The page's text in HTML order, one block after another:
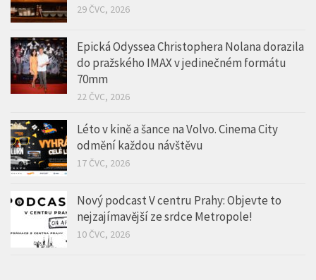
29 ČVC, 2026
Epická Odyssea Christophera Nolana dorazila
do pražského IMAX v jedinečném formátu
70mm
22 ČVC, 2026
Léto v kině a šance na Volvo. Cinema City
odmění každou návštěvu
17 ČVC, 2026
Nový podcast V centru Prahy: Objevte to
nejzajímavější ze srdce Metropole!
10 ČVC, 2026